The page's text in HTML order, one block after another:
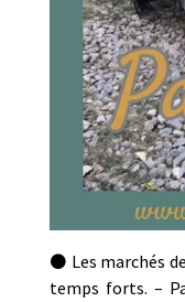
⚫ Les marchés
temps forts. –